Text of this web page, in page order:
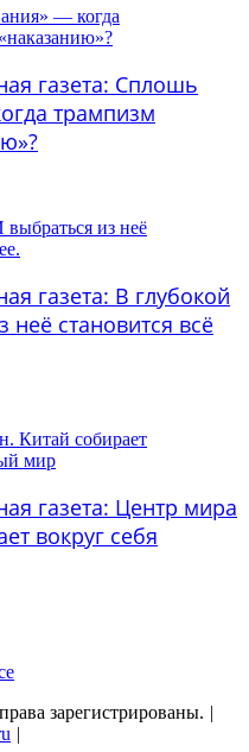
газета: Сплошь
трампизм
газета: В глубокой
неё становится всё
газета: Центр мира
вокруг себя
зарегистрированы. |
|